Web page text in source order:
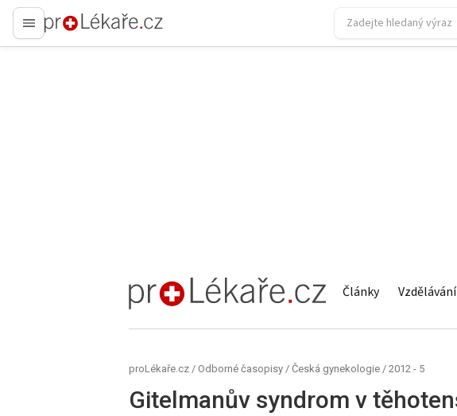
proLékaře.cz
proLékaře.cz Články Vzdělávání
proLékaře.cz / Odborné časopisy / Česká gynekologie / 2012 - 5
Gitelmanův syndrom v